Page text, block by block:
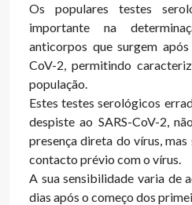
Os populares testes
importante na
anticorpos que surgem
CoV-2, permitindo
população.
Estes testes serológicos
despiste ao SARS-CoV-2,
presença direta do vírus,
contacto prévio com o vírus.
A sua sensibilidade varia de
dias após o começo dos